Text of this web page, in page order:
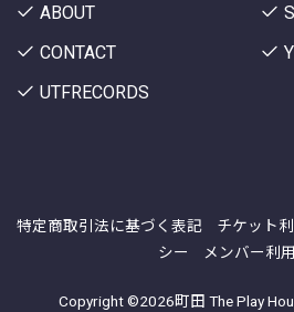
ABOUT
CONTACT
UTFRECORDS
特定商取引法に基づく表記 チケット
シー
メンバー利
Copyright ©2026町田 The Play